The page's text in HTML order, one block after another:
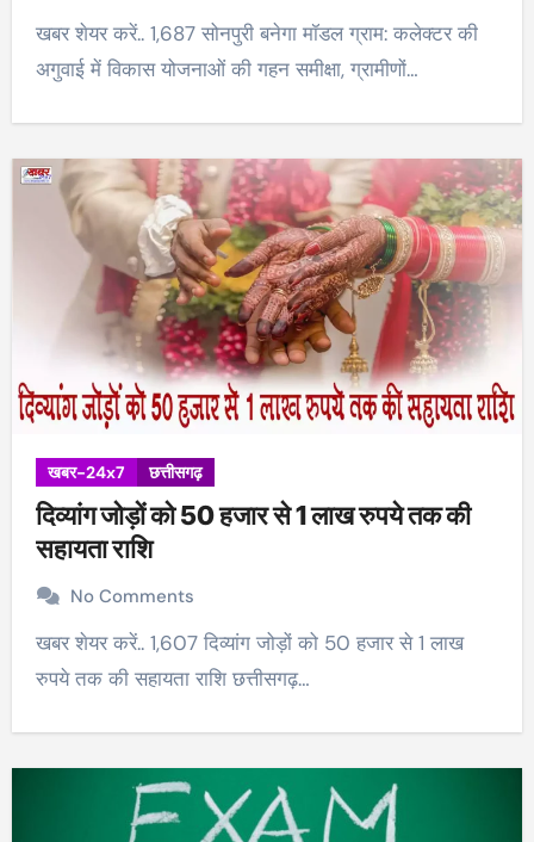
खबर शेयर करें.. 1,687 सोनपुरी बनेगा मॉडल ग्राम: कलेक्टर की
अगुवाई में विकास योजनाओं की गहन समीक्षा, ग्रामीणों…
खबर-24x7 छत्तीसगढ़
दिव्यांग जोड़ों को 50 हजार से 1 लाख रुपये तक की
सहायता राशि
No Comments
खबर शेयर करें.. 1,607 दिव्यांग जोड़ों को 50 हजार से 1 लाख
रुपये तक की सहायता राशि छत्तीसगढ़…